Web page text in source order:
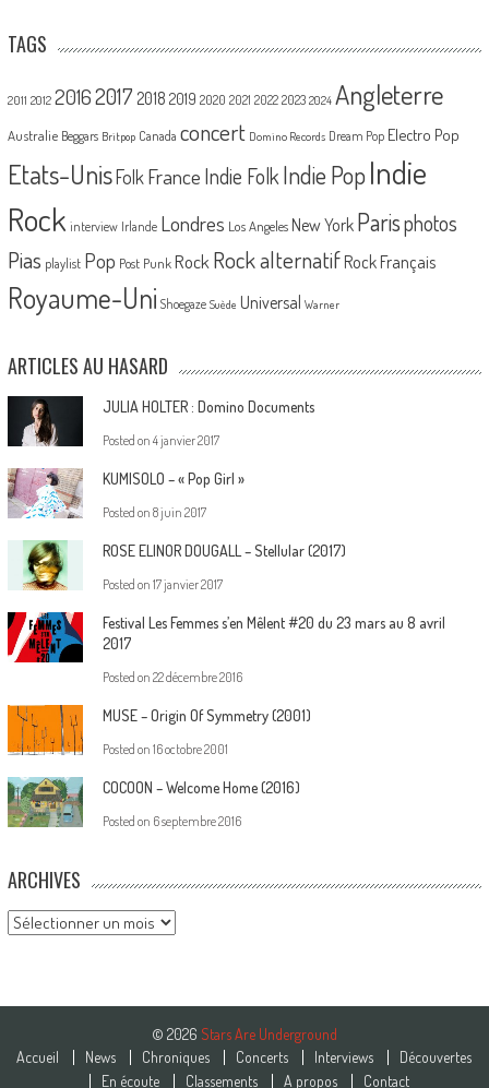
TAGS
2011 2012 20162017 2018 2019 2020 2021 2022 2023 2024 Angleterre
Australie Beggars Britpop Canada concert Domino Records Dream Pop Electro Pop
Etats-UnisFolk France Indie Folk Indie PopIndie
Rock interview Irlande Londres Los Angeles New York Parisphotos
Pias playlist Pop Post Punk Rock Rock alternatif Rock Français
Royaume-Uni Shoegaze Suède Universal Warner
ARTICLES AU HASARD
JULIA HOLTER : Domino Documents
Posted on 4 janvier 2017
KUMISOLO – « Pop Girl »
Posted on 8 juin 2017
ROSE ELINOR DOUGALL – Stellular (2017)
Posted on 17 janvier 2017
Festival Les Femmes s’en Mêlent #20 du 23 mars au 8 avril
2017
Posted on 22 décembre 2016
MUSE – Origin Of Symmetry (2001)
Posted on 16 octobre 2001
COCOON – Welcome Home (2016)
Posted on 6 septembre 2016
ARCHIVES
Archives
© 2026 Stars Are Underground
Accueil
News Chroniques Concerts Interviews
Découvertes
En écoute
Classements A propos Contact